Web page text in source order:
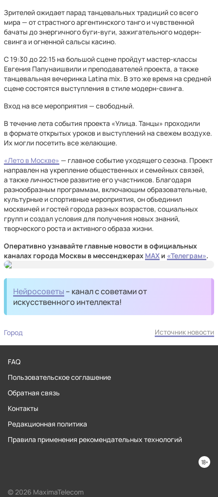
Зрителей ожидает парад танцевальных традиций со всего
мира — от страстного аргентинского танго и чувственной
бачаты до энергичного буги-вуги, зажигательного модерн-
свинга и огненной сальсы касино.
С 19:30 до 22:15 на большой сцене пройдут мастер-классы
Евгения Папунаишвили и преподавателей проекта, а также
танцевальная вечеринка Latina mix. В это же время на средней
сцене состоятся выступления в стиле модерн-свинга.
Вход на все мероприятия — свободный.
В течение лета события проекта «Улица. Танцы» проходили
в формате открытых уроков и выступлений на свежем воздухе.
Их могли посетить все желающие.
«Лето в Москве» — главное событие уходящего сезона. Проект
направлен на укрепление общественных и семейных связей,
а также личностное развитие его участников. Благодаря
разнообразным программам, включающим образовательные,
культурные и спортивные мероприятия, он объединил
москвичей и гостей города разных возрастов, социальных
групп и создал условия для получения новых знаний,
творческого роста и активного образа жизни.
Оперативно узнавайте главные новости в официальных
каналах города Москвы в мессенджерах MAX и «Телеграм».
Нейросоветы – канал с советами от
искусственного интеллекта!
Город Источник новости
FAQ
Пользовательское соглашение
Обратная связь
Контакты
Редакционная политика
Правила применения рекомендательных технологий
© 2026 MaximaTelecom